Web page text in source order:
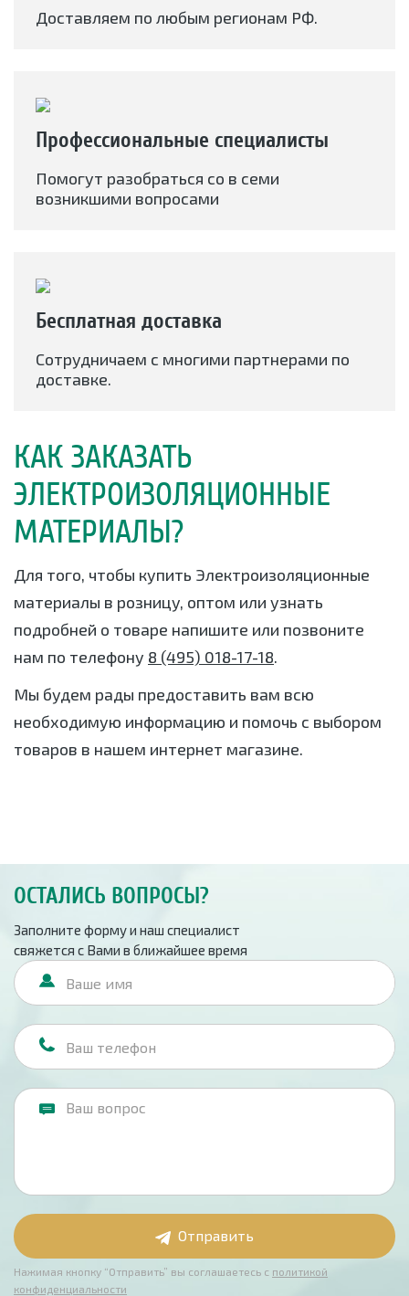
Доставляем по любым регионам РФ.
Профессиональные специалисты
Помогут разобраться со в семи
возникшими вопросами
Бесплатная доставка
Сотрудничаем с многими партнерами по
доставке.
КАК ЗАКАЗАТЬ
ЭЛЕКТРОИЗОЛЯЦИОННЫЕ
МАТЕРИАЛЫ?
Для того, чтобы купить Электроизоляционные
материалы в розницу, оптом или узнать
подробней о товаре напишите или позвоните
нам по телефону 8 (495) 018-17-18.
Мы будем рады предоставить вам всю
необходимую информацию и помочь с выбором
товаров в нашем интернет магазине.
ОСТАЛИСЬ ВОПРОСЫ?
Заполните форму и наш специалист
свяжется с Вами в ближайшее время
Отправить
Нажимая кнопку “Отправить” вы соглашаетесь с политикой
конфиденциальности